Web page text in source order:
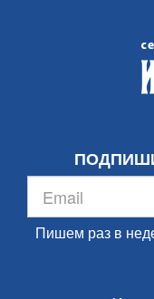
Пишем раз в